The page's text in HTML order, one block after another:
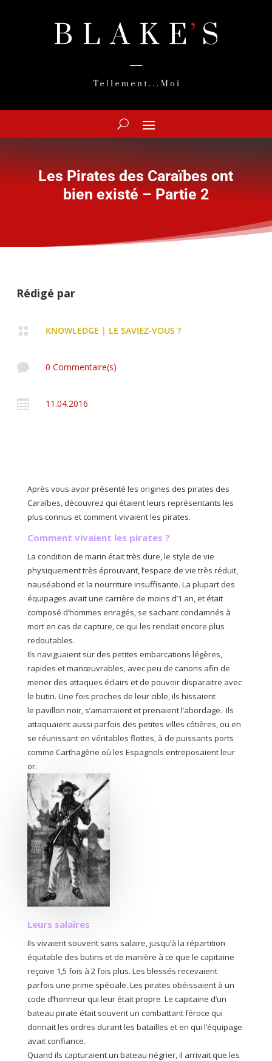
Les Pirates des Caraïbes ont
bien existé – Partie 2
Rédigé par
 KNOWLEDGE | LE SAVIEZ-VOUS ?
 0 Commentaire(s)
 11.04.2016
Après vous avoir présenté les origines des pirates des
Caraïbes, découvrez qui étaient leurs représentants les
plus connus et comment vivaient les pirates.
Comment vivaient les pirates ?
La condition de marin était très dure, le style de vie
physiquement très éprouvant, l’espace de vie très réduit,
nauséabond et la nourriture insuffisante. La plupart des
équipages avait une carrière de moins d’1 an, et était
composé d’hommes enragés, se sachant condamnés à
mort en cas de capture, ce qui les rendait encore plus
redoutables.
Ils naviguaient sur des petites embarcations légères,
rapides et manœuvrables, avec peu de canons afin de
mener des attaques éclairs et de pouvoir disparaitre avec
le butin. Une fois proches de leur cible, ils hissaient
le pavillon noir, s’amarraient et prenaient l’abordage. Ils
attaquaient aussi parfois des petites villes côtières, ou en
se réunissant en véritables flottes, à de puissants ports
comme Carthagène où les Espagnols entreposaient leur
or.
Leurs salaires
Ils vivaient souvent sans salaire, jusqu’à la répartition
équitable des butins et de manière à ce que le capitaine
reçoive 1,5 fois à 2 fois plus. Les blessés recevaient
parfois une prime spéciale. Les pirates obéissaient à un
code d’honneur qui leur était propre. Le capitaine d’un
bateau pirate était souvent un combattant féroce qui
donnait les ordres durant les batailles et en qui l’équipage
avait confiance.
Quand ils capturaient un bateau négrier, il arrivait que les